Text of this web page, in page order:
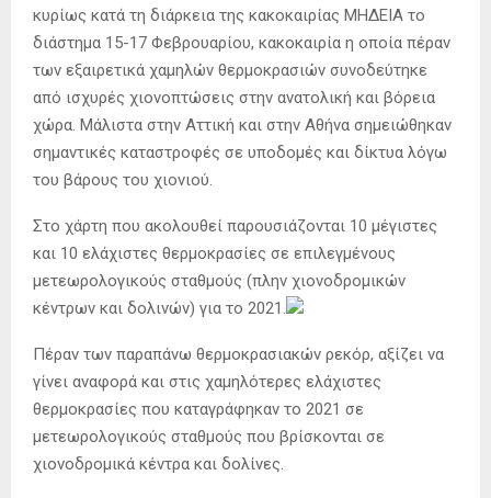
κυρίως κατά τη διάρκεια της κακοκαιρίας ΜΗΔΕΙΑ το
διάστημα 15-17 Φεβρουαρίου, κακοκαιρία η οποία πέραν
των εξαιρετικά χαμηλών θερμοκρασιών συνοδεύτηκε
από ισχυρές χιονοπτώσεις στην ανατολική και βόρεια
χώρα. Μάλιστα στην Αττική και στην Αθήνα σημειώθηκαν
σημαντικές καταστροφές σε υποδομές και δίκτυα λόγω
του βάρους του χιονιού.
Στο χάρτη που ακολουθεί παρουσιάζονται 10 μέγιστες
και 10 ελάχιστες θερμοκρασίες σε επιλεγμένους
μετεωρολογικούς σταθμούς (πλην χιονοδρομικών
κέντρων και δολινών) για το 2021.
Πέραν των παραπάνω θερμοκρασιακών ρεκόρ, αξίζει να
γίνει αναφορά και στις χαμηλότερες ελάχιστες
θερμοκρασίες που καταγράφηκαν το 2021 σε
μετεωρολογικούς σταθμούς που βρίσκονται σε
χιονοδρομικά κέντρα και δολίνες.